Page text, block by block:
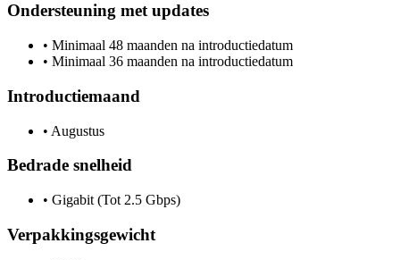
Ondersteuning met updates
• Minimaal 48 maanden na introductiedatum
• Minimaal 36 maanden na introductiedatum
Introductiemaand
• Augustus
Bedrade snelheid
• Gigabit (Tot 2.5 Gbps)
Verpakkingsgewicht